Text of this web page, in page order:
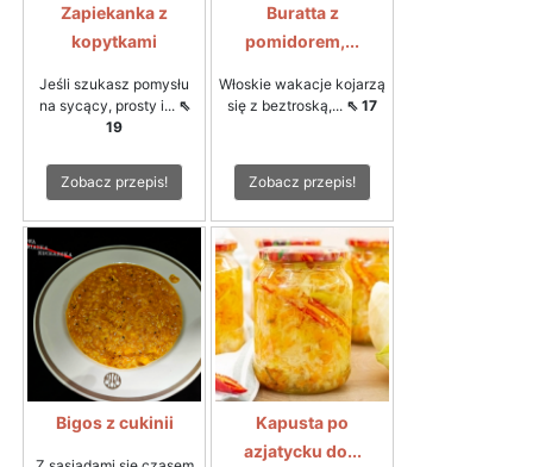
Zapiekanka z
kopytkami
Jeśli szukasz pomysłu
na sycący, prosty i... ⇖
19
Zobacz przepis!
Buratta z
pomidorem,...
Włoskie wakacje kojarzą
się z beztroską,... ⇖ 17
Zobacz przepis!
Bigos z cukinii
Kapusta po
azjatycku do...